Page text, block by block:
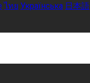
ไทย Українська 日本語